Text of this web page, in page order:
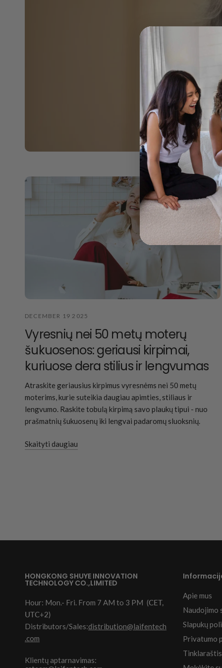
DECEMBER 19 2025
Vyresnių nei 50 metų moterų
šukuosenos: geriausi kirpimai,
kuriuose dera stilius ir lengvumas
Atraskite geriausius kirpimus vyresnėms nei 50 metų
moterims, kurie suteikia daugiau apimties, stiliaus ir
lengvumo. Raskite tobulą kirpimą savo plaukų tipui - nuo
prašmatnių šukuosenų iki lengvai padaromų sluoksnių.
Skaityti daugiau
HONGKONG SHUYE INNOVATION
TECHNOLOGY CO.,LIMITED
Hour: Mon.- Fri. From 7 AM to 3 PM (CET,
UTC+2)
Distributors/Sales:distribution@laifentech
.com
Klientų aptarnavimas:
Apie mus
Naudojimo
Slapukų
Privatumo
Tinklaraštis